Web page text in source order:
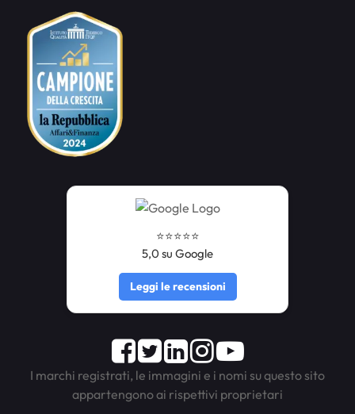
⭐️⭐️⭐️⭐️⭐️
5,0 su Google
Leggi le recensioni
Facebook
TwitterLinkedInInstagram
Youtube
I marchi registrati, le immagini e i nomi su questo sito
appartengono ai rispettivi proprietari